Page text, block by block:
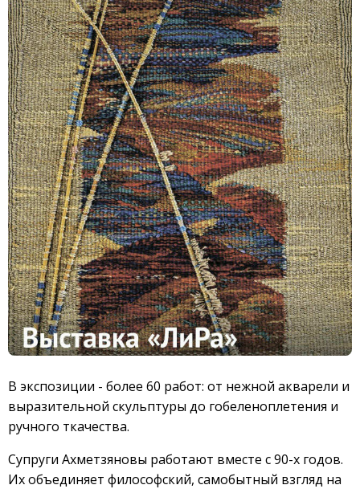
В экспозиции - более 60 работ: от нежной акварели и
выразительной скульптуры до гобеленоплетения и
ручного ткачества.
Супруги Ахметзяновы работают вместе с 90-х годов.
Их объединяет философский, самобытный взгляд на